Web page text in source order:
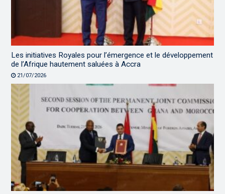
Les initiatives Royales pour l’émergence et le développement
de l’Afrique hautement saluées à Accra
21/07/2026